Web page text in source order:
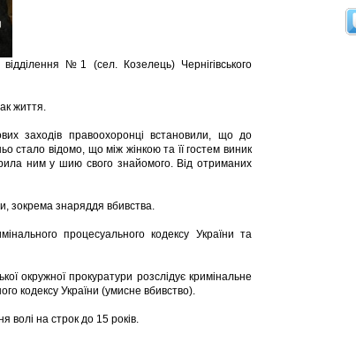
№1 (сел. Козелець) Чернігівського
життя.
заходів правоохоронці встановили, що до
стало відомо, що між жінкою та її гостем виник
ним у шию свого знайомого. Від отриманих
зокрема знаряддя вбивства.
процесуального кодексу України та
окружної прокуратури розслідує кримінальне
кодексу України (умисне вбивство).
волі на строк до 15 років.